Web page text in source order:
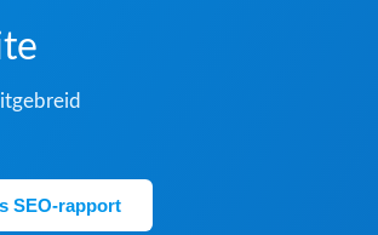
SEO-rapport